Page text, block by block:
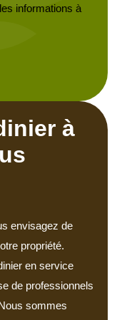
informations à
à
envisagez de
propriété.
en service
de professionnels
sommes